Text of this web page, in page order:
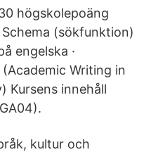
högskolepoäng
(sökfunktion)
engelska ·
Writing in
Kursens innehåll
kultur och